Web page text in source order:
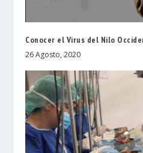
Conocer el Virus del Nilo
26 Agosto, 2020